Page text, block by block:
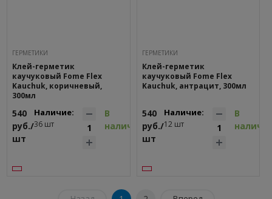
ГEPМЕТИКИ
Клей-герметик
каучуковый Fome Flex
Kauchuk, коричневый,
300мл
540
руб./
шт
Наличие:
36 шт
В
наличии
ГEPМЕТИКИ
Клей-герметик
каучуковый Fome Flex
Kauchuk, антрацит, 300мл
540
руб./
шт
Наличие:
12 шт
В